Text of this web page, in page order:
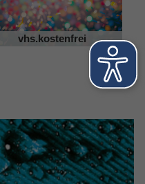
vhs.kostenfrei